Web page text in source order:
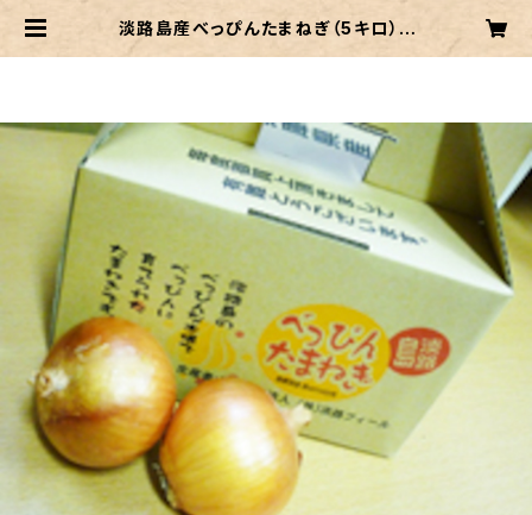
淡路島産べっぴんたまねぎ（5キロ） |